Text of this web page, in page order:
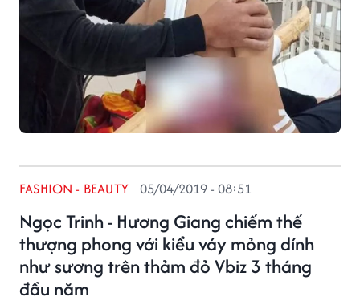
Ngọc Trinh - Hương Giang chiếm thế
thượng phong với kiểu váy mỏng dính
như sương trên thảm đỏ Vbiz 3 tháng
đầu năm
FASHION - BEAUTY 05/04/2019 - 08:51